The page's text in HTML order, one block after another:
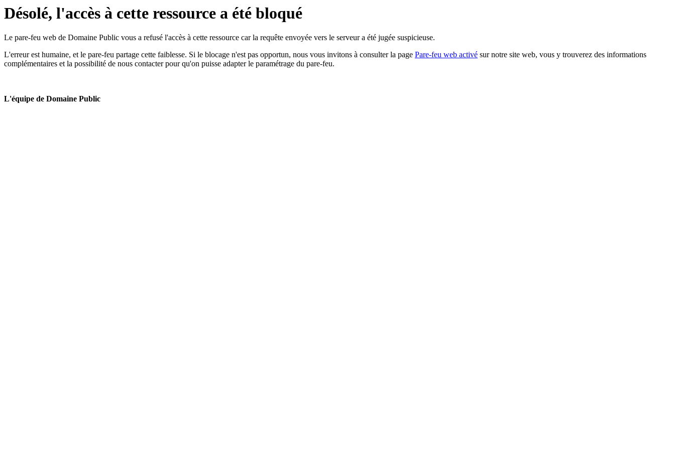
Désolé, l'accès à cette ressource a été bloqué
Le pare-feu web de Domaine Public vous a refusé l'accès à cette ressource car la requête envoyée vers le serveur a été jugée suspicieuse.
L'erreur est humaine, et le pare-feu partage cette faiblesse. Si le blocage n'est pas opportun, nous vous invitons à consulter la page Pare-feu web activé sur notre site web, vous y trouverez des informations
complémentaires et la possibilité de nous contacter pour qu'on puisse adapter le paramétrage du pare-feu.
L'équipe de Domaine Public